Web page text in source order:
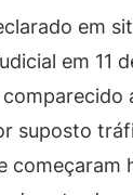
em
em 11
suposto
começaram